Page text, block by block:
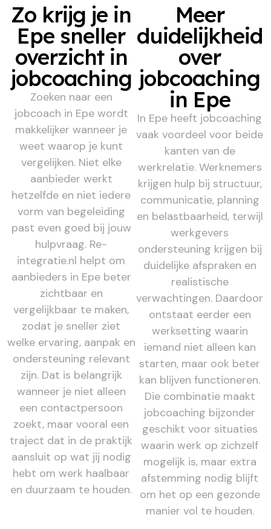
Zo krijg je in
Epe sneller
overzicht in
jobcoaching
Zoeken naar een
jobcoach in Epe wordt
makkelijker wanneer je
weet waarop je kunt
vergelijken. Niet elke
aanbieder werkt
hetzelfde en niet iedere
vorm van begeleiding
past even goed bij jouw
hulpvraag. Re-
integratie.nl helpt om
aanbieders in Epe beter
zichtbaar en
vergelijkbaar te maken,
zodat je sneller ziet
welke ervaring, aanpak en
ondersteuning relevant
zijn. Dat is belangrijk
wanneer je niet alleen
een contactpersoon
zoekt, maar vooral een
traject dat in de praktijk
aansluit op wat jij nodig
hebt om werk haalbaar
en duurzaam te houden.
Meer
duidelijkheid
over
jobcoaching
in Epe
In Epe heeft jobcoaching
vaak voordeel voor beide
kanten van de
werkrelatie. Werknemers
krijgen hulp bij structuur,
communicatie, planning
en belastbaarheid, terwijl
werkgevers
ondersteuning krijgen bij
duidelijke afspraken en
realistische
verwachtingen. Daardoor
ontstaat eerder een
werksetting waarin
iemand niet alleen kan
starten, maar ook beter
kan blijven functioneren.
Die combinatie maakt
jobcoaching bijzonder
geschikt voor situaties
waarin werk op zichzelf
mogelijk is, maar extra
afstemming nodig blijft
om het op een gezonde
manier vol te houden.